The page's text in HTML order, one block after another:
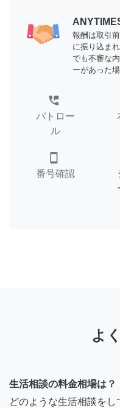
報酬は取引
に振り込ま
でも不審な
ーがあった
perm_phone_msg
パトロー
ル
smartphone
番号確認
よ
生活相談の料金相場は？
どのような生活相談を